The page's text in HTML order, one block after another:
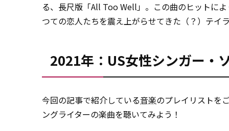
る、長尺版「All Too Well」。この曲のヒットに
つての恋人たちを震え上がらせてきた（？）テイ
2021年：US女性シンガー・
今回の記事で紹介している音楽のプレイリストを
ングライターの楽曲を聴いてみよう！